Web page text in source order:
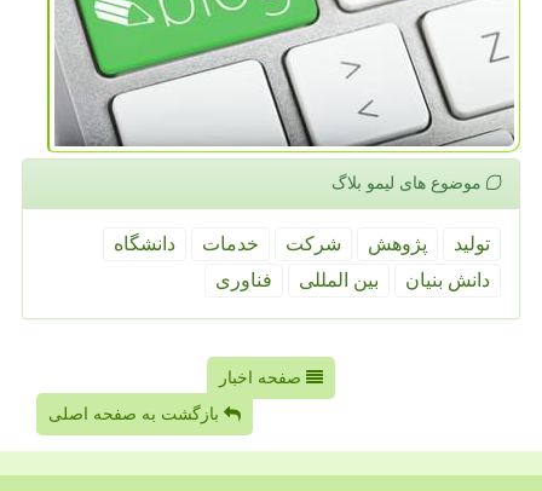
موضوع های لیمو بلاگ
تولید پژوهش شركت خدمات
دانشگاه
دانش بنیان
بین المللی فناوری
صفحه اخبار
بازگشت به صفحه اصلی